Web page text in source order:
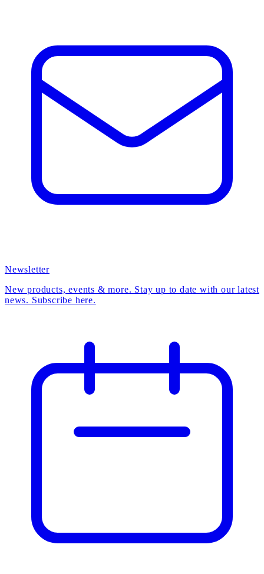
Newsletter
New products, events & more. Stay up to date with our latest
news. Subscribe here.